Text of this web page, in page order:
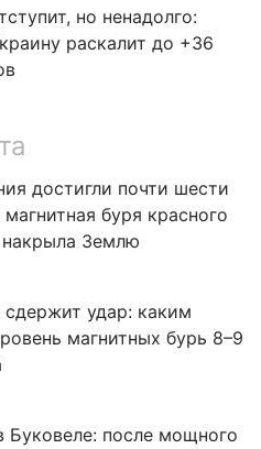
но ненадолго:
раскалит до +36
достигли почти шести
магнитная буря красного
Землю
удар: каким
магнитных бурь 8–9
Буковеле: после мощного